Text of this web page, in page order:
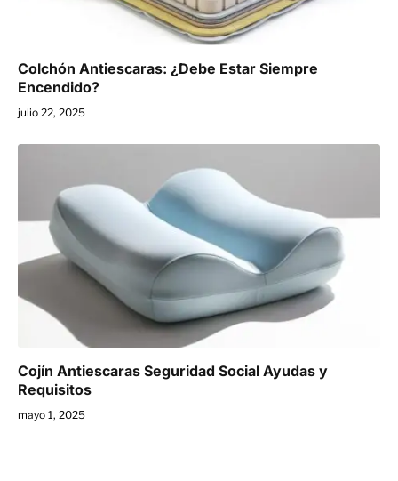
Colchón Antiescaras: ¿Debe Estar Siempre
Encendido?
julio 22, 2025
Cojín Antiescaras Seguridad Social Ayudas y
Requisitos
mayo 1, 2025